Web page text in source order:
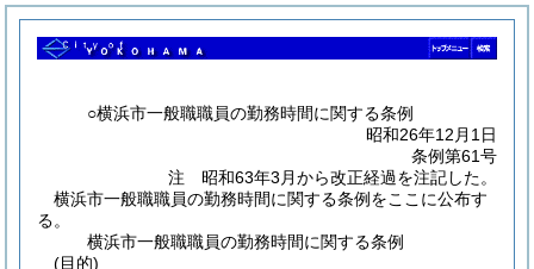
○横浜市一般職職員の勤務時間に関する条例
昭和26年12月1日
条例第61号
注 昭和63年3月から改正経過を注記した。
横浜市一般職職員の勤務時間に関する条例をここに公布す
る。
横浜市一般職職員の勤務時間に関する条例
(目的)